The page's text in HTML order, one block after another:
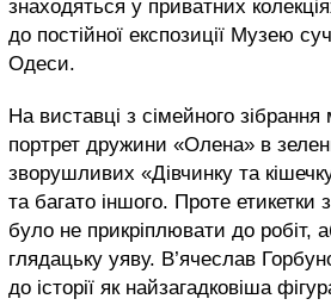
знаходяться у приватних
до постійної експозиції Музею
Одеси.
На виставці з сімейного
портрет дружини «Олена» в
зворушливих «Дівчинку та
та багато іншого. Проте етикетки
було не прикріплювати до робіт,
глядацьку уяву. В’ячеслав
до історії як найзагадковіша